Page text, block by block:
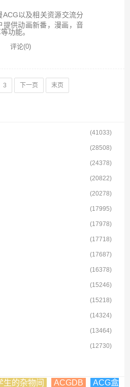
以及相关资源交流分
提供动画新番，漫画，音
功能。
评论(0)
3 下一页 末页
(41033)
(28508)
(24378)
(20822)
(20278)
(17995)
(17978)
(17718)
(17687)
(16378)
(15246)
(15218)
(14324)
(13464)
(12730)
生的杂物间 ACGDB ACG盒